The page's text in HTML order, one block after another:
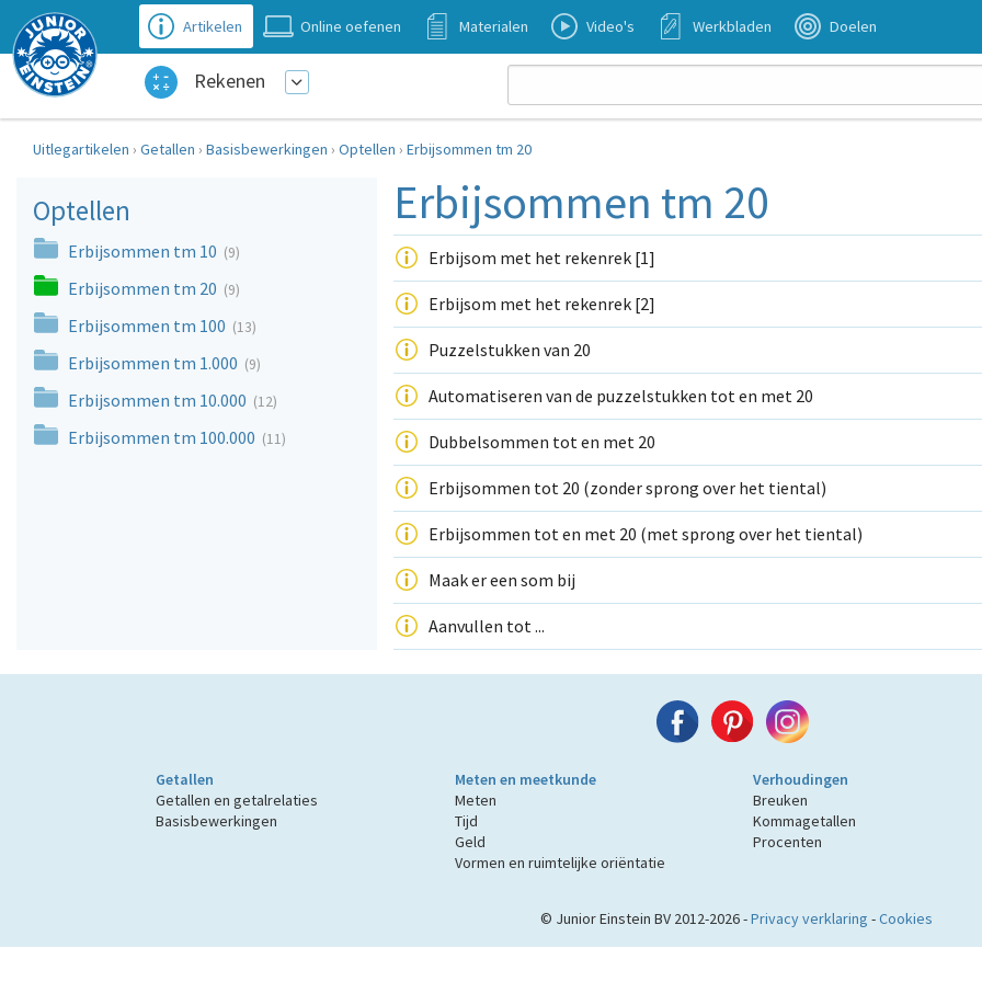
Artikelen Online oefenen Materialen Video's Werkbladen Doelen
Rekenen
Uitlegartikelen › Getallen › Basisbewerkingen › Optellen › Erbijsommen tm 20
Optellen
Erbijsommen tm 10 (9)
Erbijsommen tm 20 (9)
Erbijsommen tm 100 (13)
Erbijsommen tm 1.000 (9)
Erbijsommen tm 10.000 (12)
Erbijsommen tm 100.000 (11)
Erbijsommen tm 20
Erbijsom met het rekenrek [1]
Erbijsom met het rekenrek [2]
Puzzelstukken van 20
Automatiseren van de puzzelstukken tot en met 20
Dubbelsommen tot en met 20
Erbijsommen tot 20 (zonder sprong over het tiental)
Erbijsommen tot en met 20 (met sprong over het tiental)
Maak er een som bij
Aanvullen tot ...
Getallen
Getallen en getalrelaties
Basisbewerkingen
Meten en meetkunde
Meten
Tijd
Geld
Vormen en ruimtelijke oriëntatie
Verhoudingen
Breuken
Kommagetallen
Procenten
© Junior Einstein BV 2012-2026 -Privacy verklaring -Cookies